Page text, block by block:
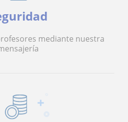
mediante nuestra